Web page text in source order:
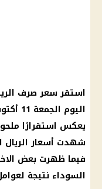
استقرسعر صرف
اليوم الجمعة 11 أكتوبر 2024 في
يعكس استقرارًا
شهدت أسعار
فيما ظهرت بعض
السوداء نتيجة